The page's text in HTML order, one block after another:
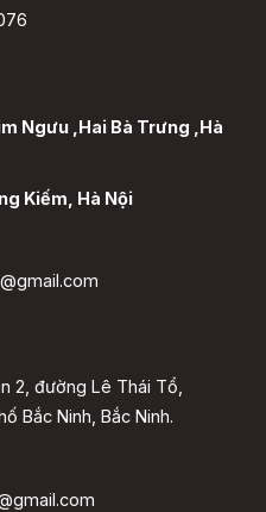
Ngưu ,Hai Bà Trưng ,Hà
Kiếm, Hà Nội
2, đường Lê Thái Tổ,
Bắc Ninh, Bắc Ninh.